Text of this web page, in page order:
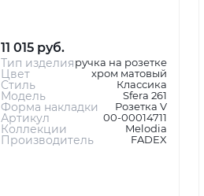
11 015 руб.
Тип изделияручка на розетке
Цвет хром матовый
Стиль Классика
Модель Sfera 261
Форма накладки Розетка V
Артикул 00-00014711
Коллекции Melodia
Производитель FADEX